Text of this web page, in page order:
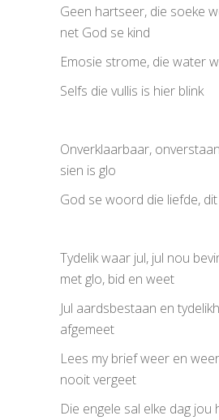
Geen hartseer, die soeke
net God se kind
Emosie strome, die water
Selfs die vullis is hier blink
Onverklaarbaar,
sien is glo
God se woord die liefde,
Tydelik waar jul, jul nou
met glo, bid en weet
Jul aardsbestaan en
afgemeet
Lees my brief weer en
nooit vergeet
Die engele sal elke dag jou